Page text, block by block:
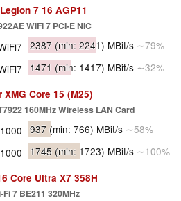
7 16 AGP11
WiFi 7 PCI-E NIC
2387 (min: 2241) MBit/s ∼79%
1471 (min: 1417) MBit/s ∼32%
XMG Core 15 (M25)
160MHz Wireless LAN Card
937 (min: 766) MBit/s ∼58%
1745 (min: 1723) MBit/s ∼100%
Core Ultra X7 358H
Fi 7 BE211 320MHz